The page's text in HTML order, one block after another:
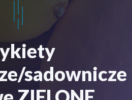
sadownicze